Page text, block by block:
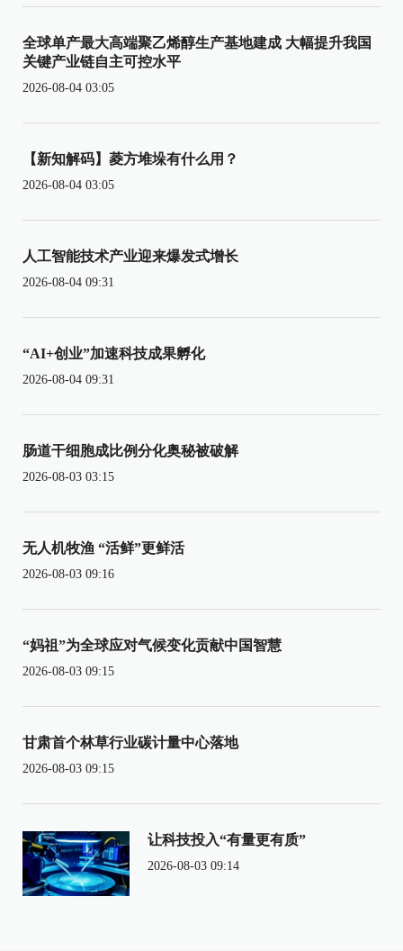
全球单产最大高端聚乙烯醇生产基地建成 大幅提升我国
关键产业链自主可控水平
2026-08-04 03:05
【新知解码】菱方堆垛有什么用？
2026-08-04 03:05
人工智能技术产业迎来爆发式增长
2026-08-04 09:31
“AI+创业”加速科技成果孵化
2026-08-04 09:31
肠道干细胞成比例分化奥秘被破解
2026-08-03 03:15
无人机牧渔 “活鲜”更鲜活
2026-08-03 09:16
“妈祖”为全球应对气候变化贡献中国智慧
2026-08-03 09:15
甘肃首个林草行业碳计量中心落地
2026-08-03 09:15
让科技投入“有量更有质”
2026-08-03 09:14